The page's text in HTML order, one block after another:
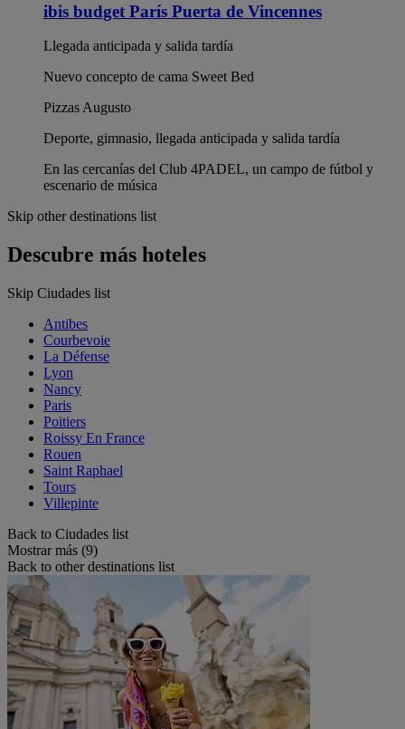
ibis budget París Puerta de Vincennes
Llegada anticipada y salida tardía
Nuevo concepto de cama Sweet Bed
Pizzas Augusto
Deporte, gimnasio, llegada anticipada y salida tardía
En las cercanías del Club 4PADEL, un campo de fútbol y
escenario de música
Skip other destinations list
Descubre más hoteles
Skip Ciudades list
Antibes
Courbevoie
La Défense
Lyon
Nancy
Paris
Poitiers
Roissy En France
Rouen
Saint Raphael
Tours
Villepinte
Back to Ciudades list
Mostrar más (9)
Back to other destinations list